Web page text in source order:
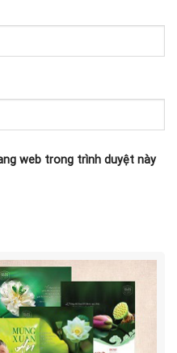
web trong trình duyệt này